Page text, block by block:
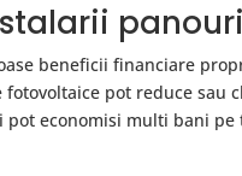
beneficii financiare
pot reduce sau
economisi multi bani